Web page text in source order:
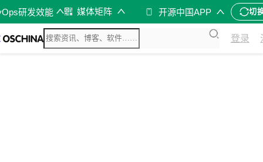
研发效能 媒体矩阵 开源中国APP 切
登录